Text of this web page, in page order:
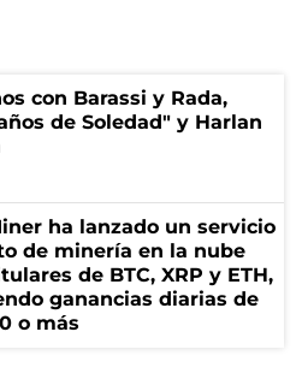
con Barassi y Rada,
de Soledad" y Harlan
ha lanzado un servicio
de minería en la nube
de BTC, XRP y ETH,
ganancias diarias de
o más